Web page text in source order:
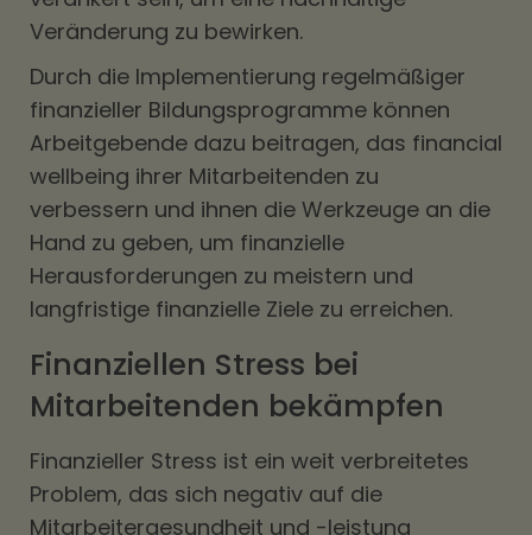
Veränderung zu bewirken.
Durch die Implementierung regelmäßiger
finanzieller Bildungsprogramme können
Arbeitgebende dazu beitragen, das financial
wellbeing ihrer Mitarbeitenden zu
verbessern und ihnen die Werkzeuge an die
Hand zu geben, um finanzielle
Herausforderungen zu meistern und
langfristige finanzielle Ziele zu erreichen.
Finanziellen Stress bei
Mitarbeitenden bekämpfen
Finanzieller Stress ist ein weit verbreitetes
Problem, das sich negativ auf die
Mitarbeitergesundheit und -leistung